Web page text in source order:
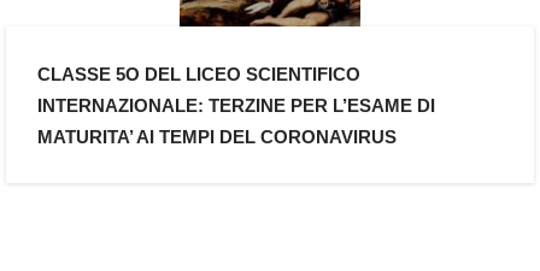
CLASSE 5O DEL LICEO SCIENTIFICO
INTERNAZIONALE: TERZINE PER L’ESAME DI
MATURITA’ AI TEMPI DEL CORONAVIRUS